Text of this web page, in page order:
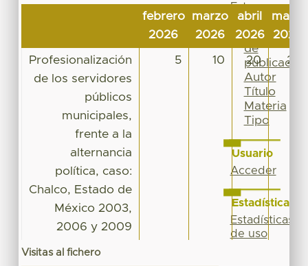
febrero
2026
marzo
2026
abril
2026
mayo
2026
Profesionalización
de los servidores
públicos
municipales,
frente a la
alternancia
política, caso:
Chalco, Estado de
México 2003,
2006 y 2009
5 10 20 27
Visitas al fichero
Esta
colección
Fecha
de
publicación
Autor
Título
Materia
Tipo
Usuario
Acceder
Estadísticas
Estadísticas
de uso